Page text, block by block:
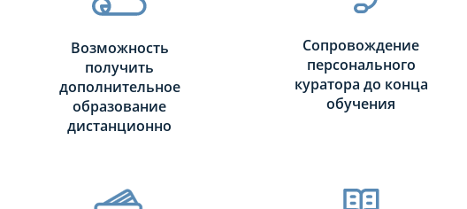
Возможность
получить
дополнительное
образование
дистанционно
Сопровождение
персонального
куратора до конца
обучения